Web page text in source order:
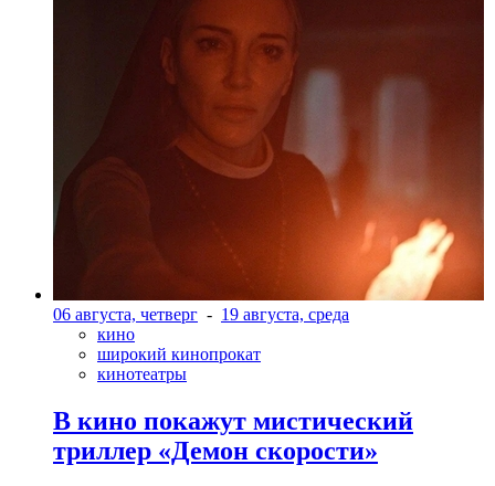
06 августа, четверг - 19 августа, среда
кино
широкий кинопрокат
кинотеатры
В кино покажут мистический
триллер «Демон скорости»